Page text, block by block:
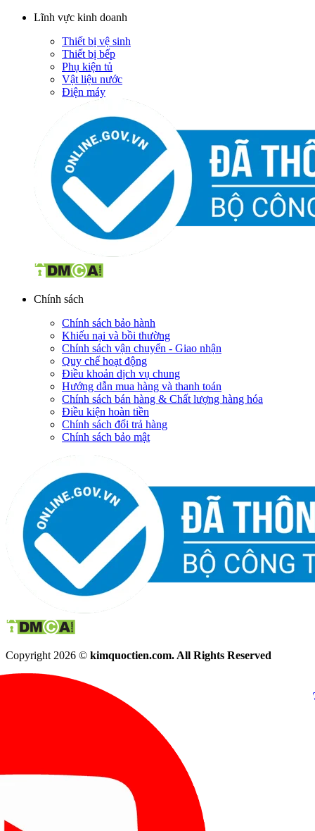
Lĩnh vực kinh doanh
Thiết bị vệ sinh
Thiết bị bếp
Phụ kiện tủ
Vật liệu nước
Điện máy
Chính sách
Chính sách bảo hành
Khiếu nại và bồi thường
Chính sách vận chuyển - Giao nhận
Quy chế hoạt động
Điều khoản dịch vụ chung
Hướng dẫn mua hàng và thanh toán
Chính sách bán hàng & Chất lượng hàng hóa
Điều kiện hoàn tiền
Chính sách đổi trả hàng
Chính sách bảo mật
Copyright 2026 © kimquoctien.com. All Rights Reserved
(8h00 - 21h30)
(8h00 -